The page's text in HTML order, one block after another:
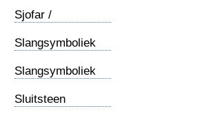
Sjofar /
Slangsymboliek
Slangsymboliek
Sluitsteen